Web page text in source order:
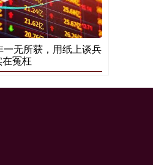
无所获，用纸上谈兵
冤枉